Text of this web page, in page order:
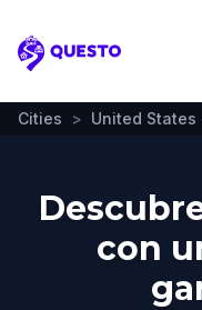
Questo
Cities > United States
con